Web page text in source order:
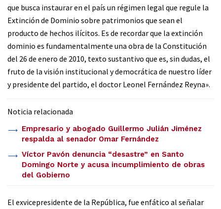
que busca instaurar en el país un régimen legal que regule la
Extinción de Dominio sobre patrimonios que sean el
producto de hechos ilícitos. Es de recordar que la extinción
dominio es fundamentalmente una obra de la Constitución
del 26 de enero de 2010, texto sustantivo que es, sin dudas, el
fruto de la visión institucional y democrática de nuestro líder
y presidente del partido, el doctor Leonel Fernández Reyna».
Noticia relacionada
Empresario y abogado Guillermo Julián Jiménez
respalda al senador Omar Fernández
Víctor Pavón denuncia “desastre” en Santo
Domingo Norte y acusa incumplimiento de obras
del Gobierno
El exvicepresidente de la República, fue enfático al señalar